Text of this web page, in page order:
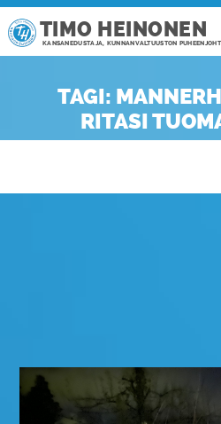
TIMO HEINONEN
KANSANEDUSTAJA, KUNNANVALTUUSTON
TAGI:
RITASI